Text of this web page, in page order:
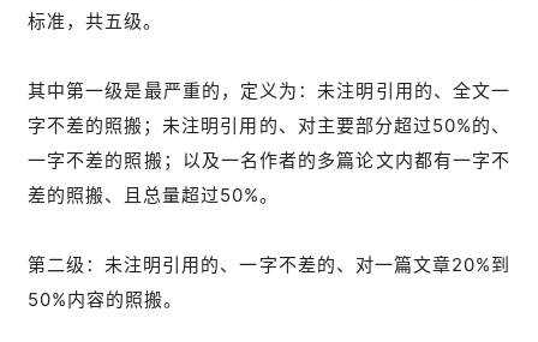
标准，共五级。
其中第一级是最严重的，定义为：未注明引用的、全文一
字不差的照搬；未注明引用的、对主要部分超过50%的、
一字不差的照搬；以及一名作者的多篇论文内都有一字不
差的照搬、且总量超过50%。
第二级：未注明引用的、一字不差的、对一篇文章20%到
50%内容的照搬。